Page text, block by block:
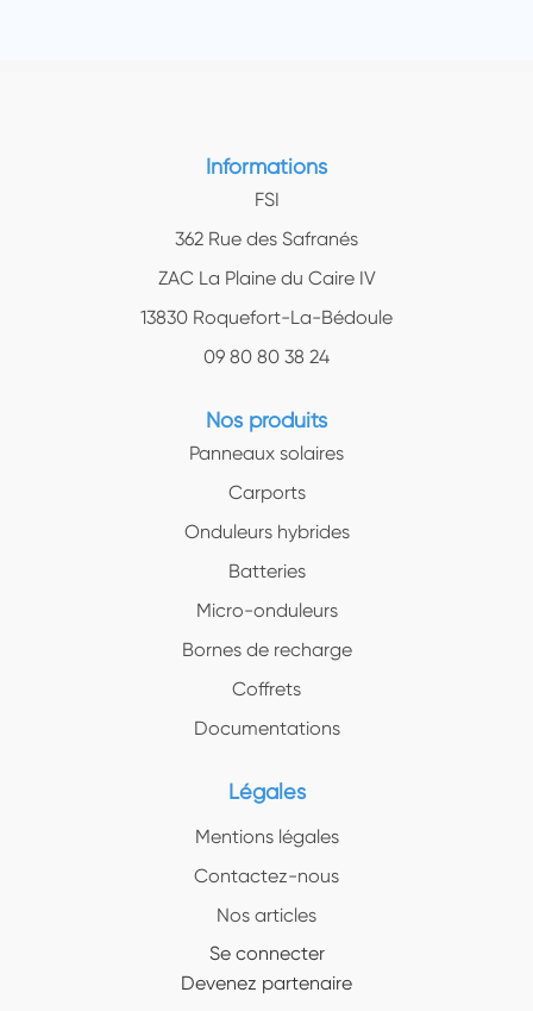
Informations
FSI
362 Rue des Safranés
ZAC La Plaine du Caire IV
13830 Roquefort-La-Bédoule
09 80 80 38 24
Nos produits
Panneaux solaires
Carports
Onduleurs hybrides
Batteries
Micro-onduleurs
Bornes de recharge
Coffrets
Documentations
Légales
Mentions légales
Contactez-nous
Nos articles
Se connecter
Devenez partenaire